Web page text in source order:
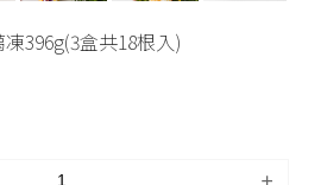
396g(3盒共18根入)